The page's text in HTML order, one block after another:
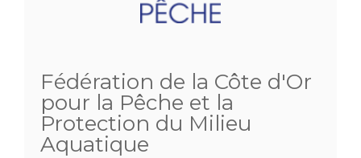
Fédération de la Côte d'Or
pour la Pêche et la
Protection du Milieu
Aquatique